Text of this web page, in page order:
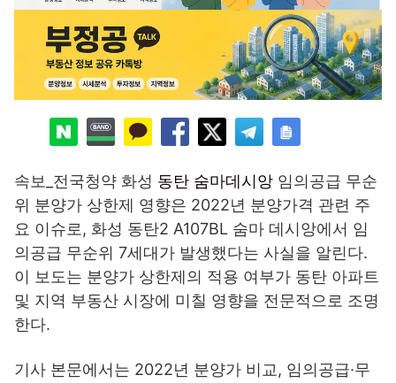
속보_전국청약 화성 동탄 숨마데시앙 임의공급 무순
위 분양가 상한제 영향은 2022년 분양가격 관련 주
요 이슈로, 화성 동탄2 A107BL 숨마 데시앙에서 임
의공급 무순위 7세대가 발생했다는 사실을 알린다.
이 보도는 분양가 상한제의 적용 여부가 동탄 아파트
및 지역 부동산 시장에 미칠 영향을 전문적으로 조명
한다.
기사 본문에서는 2022년 분양가 비교, 임의공급·무